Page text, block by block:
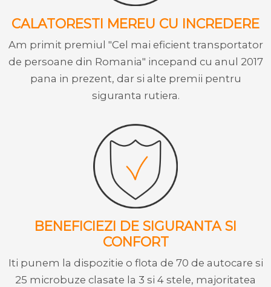
CALATORESTI MEREU CU INCREDERE
Am primit premiul "Cel mai eficient transportator
de persoane din Romania" incepand cu anul 2017
pana in prezent, dar si alte premii pentru
siguranta rutiera.
BENEFICIEZI DE SIGURANTA SI
CONFORT
Iti punem la dispozitie o flota de 70 de autocare si
25 microbuze clasate la 3 si 4 stele, majoritatea